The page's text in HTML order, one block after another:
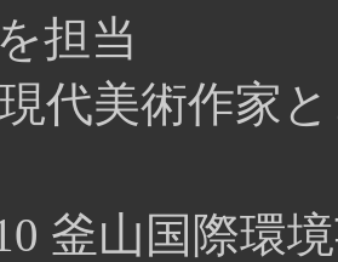
担当
代美術作家
釜山国際環